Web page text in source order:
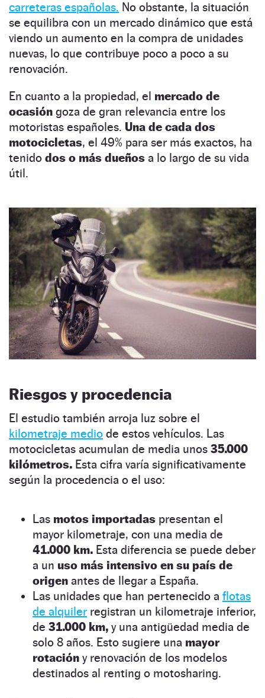
carreteras españolas. No obstante, la situación
se equilibra con un mercado dinámico que está
viendo un aumento en la compra de unidades
nuevas, lo que contribuye poco a poco a su
renovación.
En cuanto a la propiedad, el mercado de
ocasión goza de gran relevancia entre los
motoristas españoles. Una de cada dos
motocicletas, el 49% para ser más exactos, ha
tenido dos o más dueños a lo largo de su vida
útil.
Riesgos y procedencia
El estudio también arroja luz sobre el
kilometraje medio de estos vehículos. Las
motocicletas acumulan de media unos 35.000
kilómetros. Esta cifra varía significativamente
según la procedencia o el uso:
Las motos importadas presentan el
mayor kilometraje, con una media de
41.000 km. Esta diferencia se puede deber
a un uso más intensivo en su país de
origen antes de llegar a España.
Las unidades que han pertenecido a flotas
de alquiler registran un kilometraje inferior,
de 31.000 km, y una antigüedad media de
solo 8 años. Esto sugiere una mayor
rotación y renovación de los modelos
destinados al renting o motosharing.